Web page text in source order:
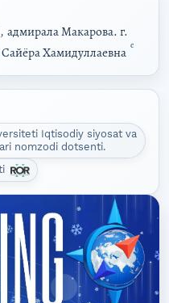
, адмирала Макарова. г.
Хамидуллаевна c
Iqtisodiy siyosat va
nomzodi dotsenti.